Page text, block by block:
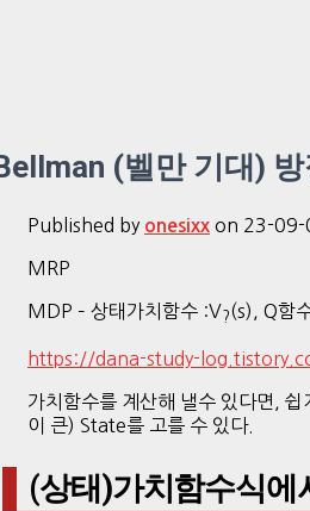
(벨만 기대) 방
Published by onesixx on 23-09-
MRP
MDP – 상태가치함수 :V ?(s), Q함
https://dana-study-
가치함수를 계산해 낼수 있다면,
이 큰) State를 고를 수 있다.
(상태)가치함수식에